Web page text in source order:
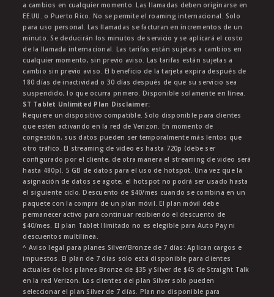
a cambios en cualquier momento. Las llamadas deben originarse en
EE.UU. o Puerto Rico. No se permite el roaming internacional. Solo
para uso personal. Las llamadas se facturan en incrementos de un
minuto. Se deducirán los minutos de servicio y se aplicará el costo
de la llamada internacional. Las tarifas están sujetas a cambios en
cualquier momento, sin previo aviso. Las tarifas están sujetas a
cambio sin previo aviso. El beneficio de la tarjeta expira después de
180 días de inactividad o 30 días después de que su servicio sea
suspendido, lo que ocurra primero. Disponible solamente en línea.
ST Tablet Unlimited Plan Disclaimer:
Requiere un dispositivo compatible. Solo disponible para clientes
que estén activando en la red de Verizon. En momento de
congestión, sus datos pueden ser temporalmente más lentos que
otro tráfico. El streaming de video es hasta 720p (debe ser
configurado por el cliente, de otra manera el streaming de video será
hasta 480p). 5 GB de datos para el uso de hotspot. Una vez que la
asignación de datos se agote, el hotspot no podrá ser usado hasta
el siguiente ciclo. Descuento de $40/mes cuando se combina en un
paquete con la compra de un plan móvil. El plan móvil debe
permanecer activo para continuar recibiendo el descuento de
$40/mes. El plan Tablet Ilimitado no es elegible para Auto Pay ni
descuentos multilínea.
^ Aviso legal para planes Silver/Bronze de 7 días: Aplican cargos e
impuestos. El plan de 7 días solo está disponible para clientes
actuales de los planes Bronze de $35 y Silver de $45 de Straight Talk
en la red Verizon. Los clientes del plan Silver solo pueden
seleccionar el plan Silver de 7 días. Plan no disponible para